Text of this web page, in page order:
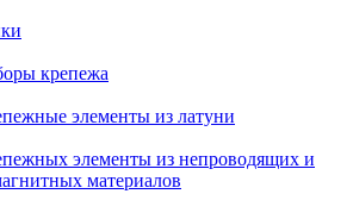
крепежа
элементы из латуни
элементы из непроводящих и
материалов